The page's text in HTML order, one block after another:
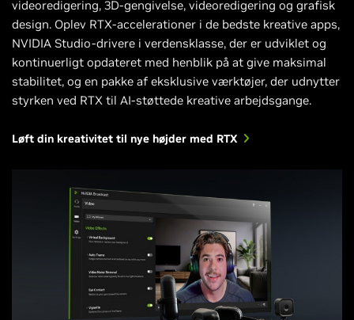
videoredigering, 3D-gengivelse, videoredigering og grafisk
design. Oplev RTX-accelerationer i de bedste kreative apps,
NVIDIA Studio-drivere i verdensklasse, der er udviklet og
kontinuerligt opdateret med henblik på at give maksimal
stabilitet, og en pakke af eksklusive værktøjer, der udnytter
styrken ved RTX til AI-støttede kreative arbejdsgange.
Løft din kreativitet til nye højder med RTX